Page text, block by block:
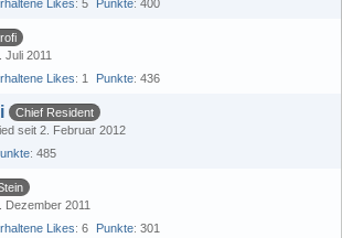
Likes 5 Punkte 400
Juli 2011
Likes 1 Punkte 436
Chief Resident
seit 2. Februar 2012
485
Dezember 2011
Likes 6 Punkte 301